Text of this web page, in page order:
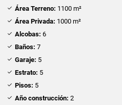
Área Terreno: 1100 m²
Área Privada: 1000 m²
Alcobas: 6
Baños: 7
Garaje: 5
Estrato: 5
Pisos: 5
Año construcción: 2